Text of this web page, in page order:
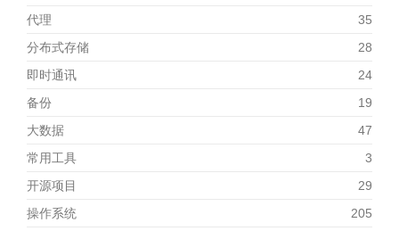
代理
35
分布式存储
28
即时通讯
24
备份
19
大数据
47
常用工具
3
开源项目
29
操作系统
205